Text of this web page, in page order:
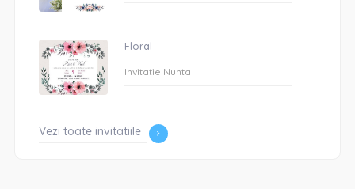
Floral
Invitatie Nunta
Vezi toate invitatiile